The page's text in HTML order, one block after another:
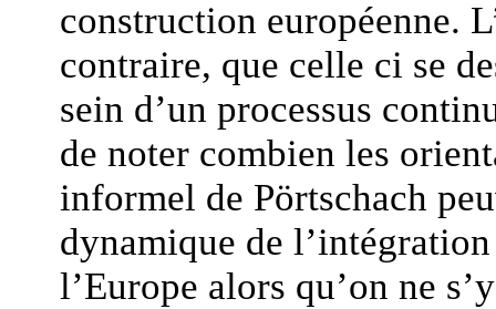
construction européenne.
contraire, que celle ci se
sein d’un processus
de noter combien les
informel de Pörtschach
dynamique de
l’Europe alors qu’on ne